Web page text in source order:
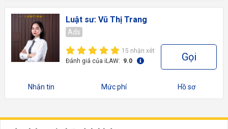
Luật sư: Vũ Thị Trang
Ads
15 nhận xét
Đánh giá của iLAW: 9.0 Gọi
Nhắn tin Mức phí Hồ sơ